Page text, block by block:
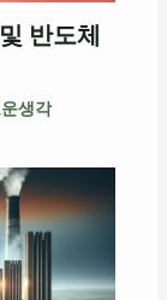
반도체
생각